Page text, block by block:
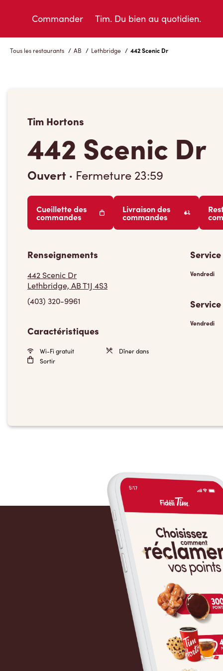
Commander Tim. Du bien au quotidien.
Tous les restaurants / AB / Lethbridge / 442 Scenic Dr
Tim Hortons
442 Scenic Dr
Ouvert · Fermeture 23:59
Cueillette des
commandes
Livraison des
commandes
Renseignements
442 Scenic Dr
Lethbridge, AB T1J 4S3
(403) 320-9961
Caractéristiques
Wi-Fi gratuit
Dîner dans
Sortir
Vendredi
Vendredi